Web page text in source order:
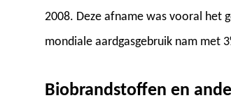
2008. Deze afname was vooral het
mondiale aardgasgebruik nam met
Biobrandstoffen en